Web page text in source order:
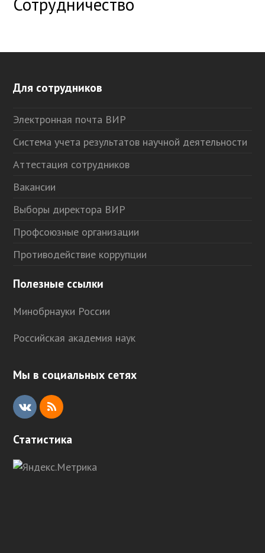
Для сотрудников
Электронная почта ВИР
Система учета результатов научной деятельности
Аттестация сотрудников
Вакансии
Выборы директора ВИР
Профсоюзные организации
Противодействие коррупции
Полезные ссылки
Минобрнауки России
Российская академия наук
Мы в социальных сетях
V
R
Статистика